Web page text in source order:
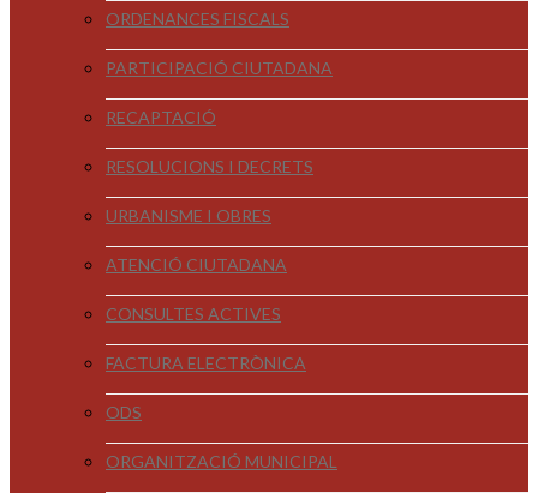
ORDENANCES FISCALS
PARTICIPACIÓ CIUTADANA
RECAPTACIÓ
RESOLUCIONS I DECRETS
URBANISME I OBRES
ATENCIÓ CIUTADANA
CONSULTES ACTIVES
FACTURA ELECTRÒNICA
ODS
ORGANITZACIÓ MUNICIPAL